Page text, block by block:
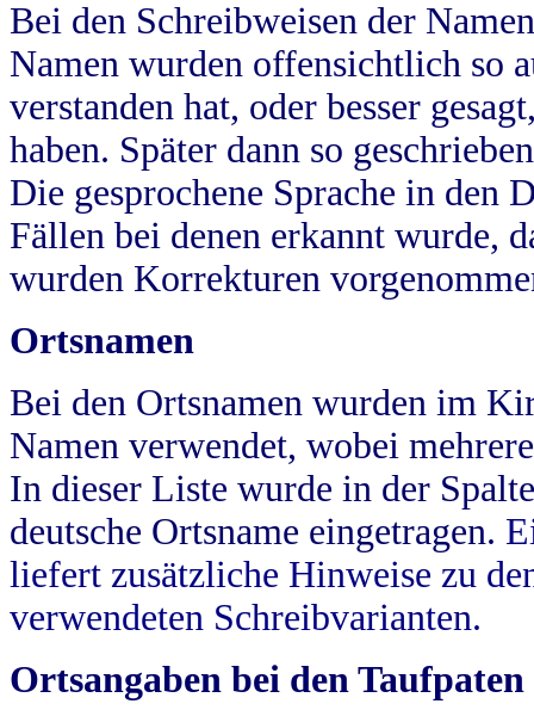
Bei den Schreibweisen der
Namen wurden offensichtlich so
verstanden hat, oder besser
haben. Später dann so
Die gesprochene Sprache in
Fällen bei denen erkannt wurde,
wurden Korrekturen
Ortsnamen
Bei den Ortsnamen wurden im
Namen verwendet, wobei
In dieser Liste wurde in der
deutsche Ortsname eingetragen.
liefert zusätzliche Hinweise zu
verwendeten Schreibvarianten.
Ortsangaben bei den Taufpaten